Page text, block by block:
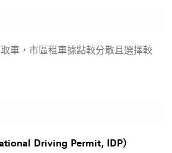
車，市區租車據點較分散且選擇較
Driving Permit, IDP）